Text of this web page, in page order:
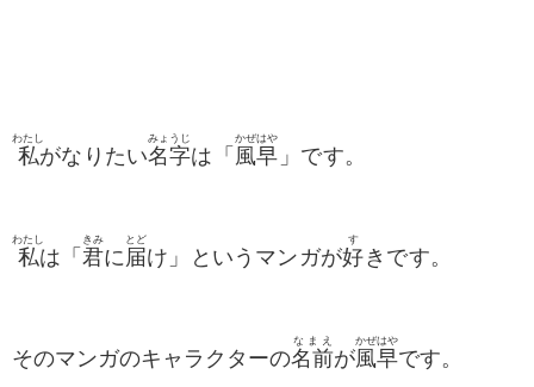
私
わたし
がなりたい名字
みょうじ
は「 風早
かぜはや
」です。
私
わたし
は「 君
きみ
に届
とど
け」というマンガが好
す
きです。
そのマンガのキャラクターの名前
なまえ
が風早
かぜはや
です。